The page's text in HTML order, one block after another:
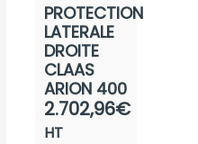
page
PROTECTION
LATERALE
DROITE
CLAAS
ARION 400
2.702,96€
HT